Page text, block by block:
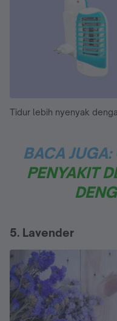
Tidur lebih nyenyak
BACA JUGA:
PENYAKIT
5. Lavender